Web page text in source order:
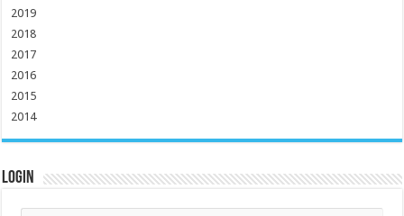
2019
2018
2017
2016
2015
2014
Login